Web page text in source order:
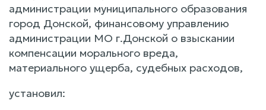
администрации муниципального образования
город Донской, финансовому управлению
администрации МО г.Донской о взыскании
компенсации морального вреда,
материального ущерба, судебных расходов,
установил: